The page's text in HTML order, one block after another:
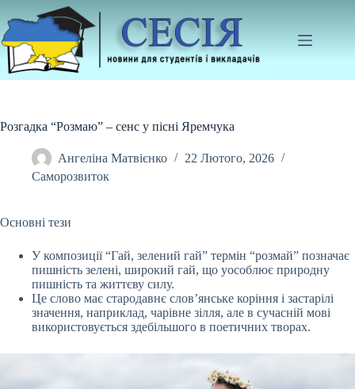
до
вмісту
Розгадка “Розмаю” – сенс у пісні Яремчука
Ангеліна Матвієнко
22 Лютого, 2026
Саморозвиток
Основні тези
У композиції “Гай, зелений гай” термін “розмай” позначає
пишність зелені, широкий гай, що уособлює природну
пишність та життєву силу.
Це слово має стародавнє слов’янське коріння і застарілі
значення, наприклад, чарівне зілля, але в сучасній мові
використовується здебільшого в поетичних творах.